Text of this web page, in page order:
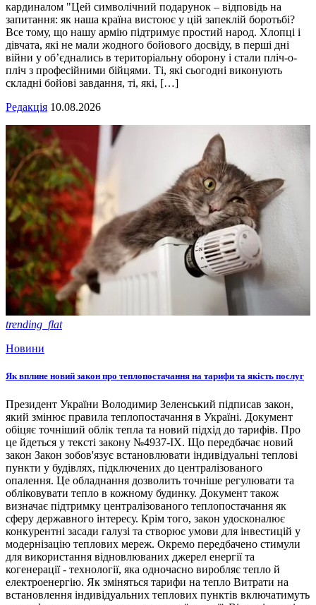
кардиналом "Цей символічний подарунок – відповідь на
запитання: як наша країна вистоює у цій запеклій боротьбі?
Все тому, що нашу армію підтримує простий народ. Хлопці і
дівчата, які не мали жодного бойового досвіду, в перші дні
війни у об’єднались в територіальну оборону і стали пліч-о-
пліч з професійними бійцями. Ті, які сьогодні виконують
складні бойові завдання, ті, які, […]
Редакція 10.08.2026
trending_flat
Новини
Як вплине новий закон про теплопостачання на тарифи та якість послуг
Президент України Володимир Зеленський підписав закон,
який змінює правила теплопостачання в Україні. Документ
обіцяє точніший облік тепла та новий підхід до тарифів. Про
це йдеться у тексті закону №4937-ІХ. Що передбачає новий
закон Закон зобов'язує встановлювати індивідуальні теплові
пункти у будівлях, підключених до централізованого
опалення. Це обладнання дозволить точніше регулювати та
обліковувати тепло в кожному будинку. Документ також
визначає підтримку централізованого теплопостачання як
сферу державного інтересу. Крім того, закон удосконалює
конкурентні засади галузі та створює умови для інвестицій у
модернізацію теплових мереж. Окремо передбачено стимули
для використання відновлюваних джерел енергії та
когенерації - технології, яка одночасно виробляє тепло й
електроенергію. Як зміняться тарифи на тепло Витрати на
встановлення індивідуальних теплових пунктів включатимуть